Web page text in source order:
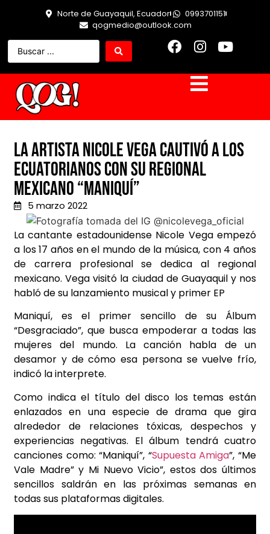
Norte de Guayaquil, Ecuador
0993701151
qogmedio@outlook.com
La artista Nicole Vega cautivó a los
ecuatorianos con su regional
mexicano “Maniquí”
5 marzo 2022
La cantante estadounidense Nicole Vega empezó
a los 17 años en el mundo de la música, con 4 años
de carrera profesional se dedica al regional
mexicano. Vega visitó la ciudad de Guayaquil y nos
habló de su lanzamiento musical y primer EP
Maniquí, es el primer sencillo de su Álbum
“Desgraciado”, que busca empoderar a todas las
mujeres del mundo. La canción habla de un
desamor y de cómo esa persona se vuelve frío,
indicó la interprete.
Como indica el título del disco los temas están
enlazados en una especie de drama que gira
alrededor de relaciones tóxicas, despechos y
experiencias negativas. El álbum tendrá cuatro
canciones como: “Maniquí”, “Supuesta Amiga”, “Me
Vale Madre” y Mi Nuevo Vicio”, estos dos últimos
sencillos saldrán en las próximas semanas en
todas sus plataformas digitales.